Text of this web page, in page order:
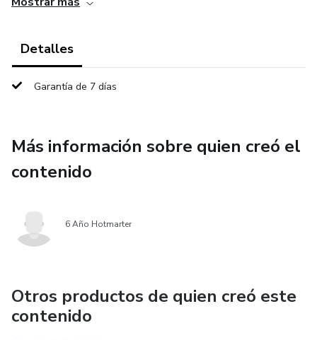
Detalles
Garantía de 7 días
Más información sobre quien creó el
contenido
6 Año Hotmarter
Otros productos de quien creó este
contenido